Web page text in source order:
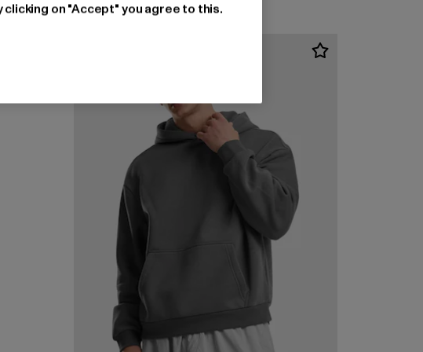
on "Accept" you agree to this.